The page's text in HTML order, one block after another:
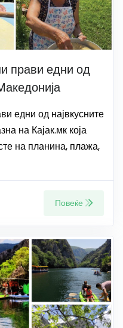
прави едни од
едни од највкусните
на Кајак.мк која
на планина, плажа,
Повеќе